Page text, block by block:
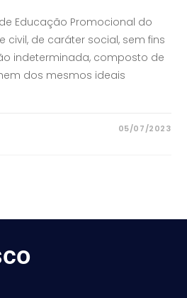
de Educação Promocional do
civil, de caráter social, sem fins
indeterminada, composto de
dos mesmos ideais
05/07/2023